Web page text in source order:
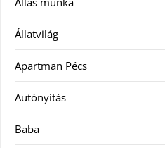
Állatvilág
Apartman Pécs
Autónyitás
Baba